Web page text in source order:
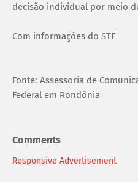
decisão individual por meio
Com informações do STF
Fonte: Assessoria de
Federal em Rondônia
Comments
Responsive Advertisement